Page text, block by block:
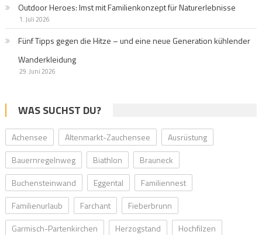
Outdoor Heroes: Imst mit Familienkonzept für Naturerlebnisse
1. Juli 2026
Fünf Tipps gegen die Hitze – und eine neue Generation kühlender
Wanderkleidung
29. Juni 2026
WAS SUCHST DU?
Achensee Altenmarkt-Zauchensee
Ausrüstung
Bauernregelnweg
Biathlon
Brauneck
Buchensteinwand
Eggental
Familiennest
Familienurlaub
Farchant
Fieberbrunn
Garmisch-Partenkirchen
Herzogstand
Hochfilzen